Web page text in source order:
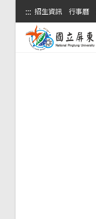
::: 招生資訊 行事曆